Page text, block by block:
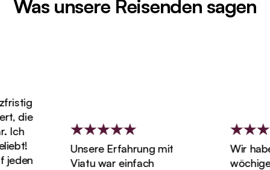
Was unsere Reisenden sagen
Unsere Erfahrung mit
Viatu war einfach
Wir haben
wöchigen